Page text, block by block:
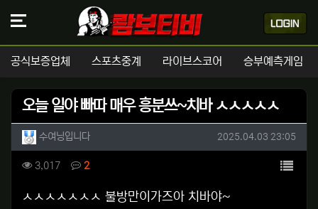
공식보증업체 스포츠중계 라이브스코어 승부예측게임
오늘 일야 빠따 매우 흥분쓰~치바 ㅅㅅㅅㅅㅅ
작성자 정보
수여닝입니다작성 작성일
2025.04.03 23:05
컨텐츠 정보
3,017조회 2댓글 목록
본문
ㅅㅅㅅㅅㅅㅅㅅ 불방만이가즈아 치바야~